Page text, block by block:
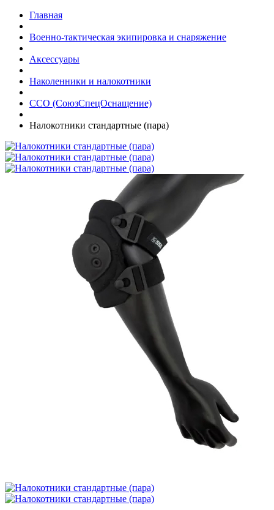
Главная
Военно-тактическая экипировка и снаряжение
Аксессуары
Наколенники и налокотники
ССО (СоюзСпецОснащение)
Налокотники стандартные (пара)